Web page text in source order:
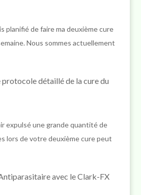
planifié de faire ma deuxième cure
Nous sommes actuellement
protocole détaillé de la cure du
expulsé une grande quantité de
lors de votre deuxième cure peut
avec le Clark-FX